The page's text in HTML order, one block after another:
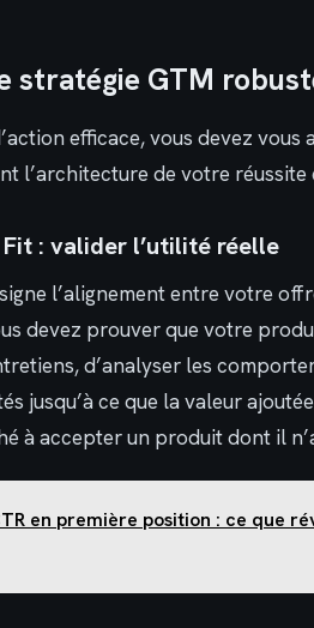
stratégie GTM
efficace, vous devez
l’architecture de votre réussite
: valider l’utilité réelle
l’alignement entre votre
devez prouver que votre
d’analyser les
jusqu’à ce que la valeur
à accepter un produit dont il
en première position : ce que